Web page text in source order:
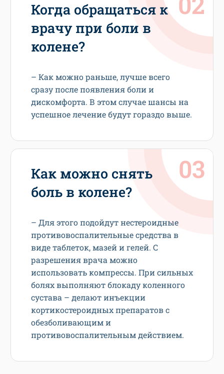
Когда обращаться к
врачу при боли в
колене?
– Как можно раньше, лучше всего
сразу после появления боли и
дискомфорта. В этом случае шансы на
успешное лечение будут гораздо выше.
Как можно снять
боль в колене?
– Для этого подойдут нестероидные
противовоспалительные средства в
виде таблеток, мазей и гелей. С
разрешения врача можно
использовать компрессы. При сильных
болях выполняют блокаду коленного
сустава – делают инъекции
кортикостероидных препаратов с
обезболивающим и
противовоспалительным действием.